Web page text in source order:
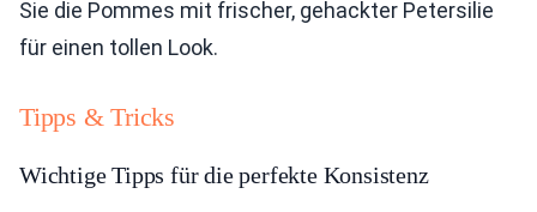
Sie die Pommes mit frischer, gehackter Petersilie
für einen tollen Look.
Tipps & Tricks
Wichtige Tipps für die perfekte Konsistenz